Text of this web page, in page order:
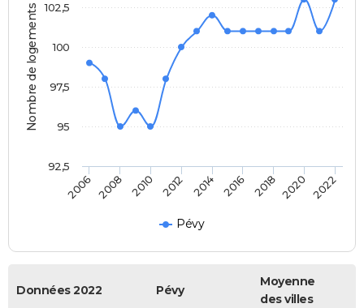
Nombre de logements
Pévy
2006 2008 2010 2012 2014 2016 2018 2020 2022
92,5
95
97,5
100
102,5
Données 2022 Pévy
Moyenne
des villes